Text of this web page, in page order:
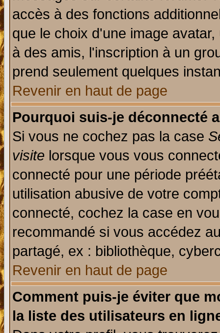
accès à des fonctions
que le choix d'une image
à des amis, l'inscription à un
prend seulement quelques
Revenir en haut de page
Pourquoi suis-je déconnecté
Si vous ne cochez pas la case
visite lorsque vous vous
connecté pour une période
utilisation abusive de votre
connecté, cochez la case en
recommandé si vous accédez
partagé, ex : bibliothèque,
Revenir en haut de page
Comment puis-je éviter que
la liste des utilisateurs en